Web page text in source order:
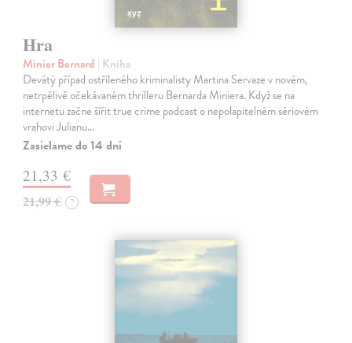
Hra
Minier Bernard | Kniha
Devátý případ ostříleného kriminalisty Martina Servaze v novém,
netrpělivě očekávaném thrilleru Bernarda Miniera. Když se na
internetu začne šířit true crime podcast o nepolapitelném sériovém
vrahovi Julianu…
Zasielame do 14 dní
21,33 €
21,99 € ?